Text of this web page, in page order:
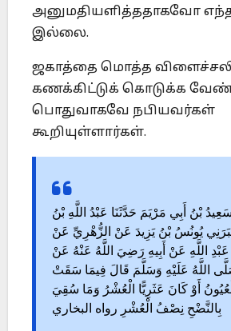
அனுமதியளித்ததாகவோ
இல்லை.
ஜகாத்தை மொத்த
கணக்கிட்டுக் கொடுக்க
பொதுவாகவே நபியவர்கள்
கூறியுள்ளார்கள்.
بْنُ أَبِي مَرْيَمَ حَدَّثَنَا عَبْدُ اللَّهِ بْنُ
يُونُسُ بْنُ يَزِيدَ عَنْ الزُّهْرِيِّ عَنْ
اللَّهِ عَنْ أَبِيهِ رَضِيَ اللَّهُ عَنْهُ عَنْ
اللَّهُ عَلَيْهِ وَسَلَّمَ قَالَ فِيمَا سَقَتْ
أَوْ كَانَ عَثَرِيًّا الْعُشْرُ وَمَا سُقِيَ
بِالنَّضْحِ نِصْفُ الْعُشْرِ رواه البخاري